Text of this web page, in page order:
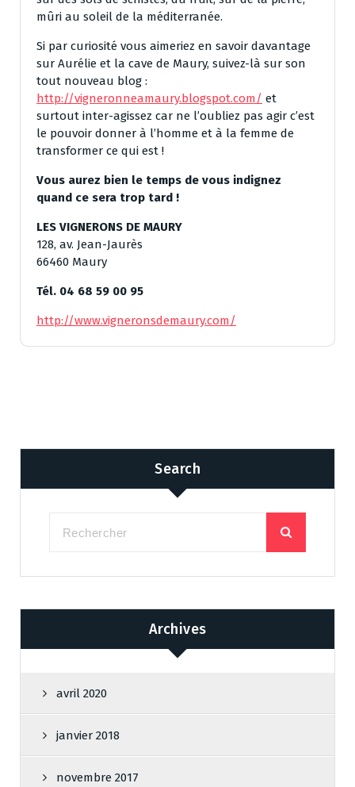
mûri au soleil de la méditerranée.
Si par curiosité vous aimeriez en savoir davantage
sur Aurélie et la cave de Maury, suivez-là sur son
tout nouveau blog :
http://vigneronneamaury.blogspot.com/ et
surtout inter-agissez car ne l’oubliez pas agir c’est
le pouvoir donner à l’homme et à la femme de
transformer ce qui est !
Vous aurez bien le temps de vous indignez
quand ce sera trop tard !
LES VIGNERONS DE MAURY
128, av. Jean-Jaurès
66460 Maury
Tél. 04 68 59 00 95
http://www.vigneronsdemaury.com/
Search
Archives
avril 2020
janvier 2018
novembre 2017